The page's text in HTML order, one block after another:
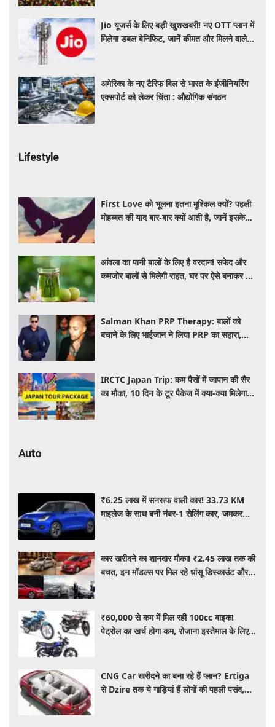
Jio यूजर्स के लिए बड़ी खुशखबरी! नए OTT प्लान में
मिलेगा डबल बेनिफिट, जानें कीमत और मिलने वाले
अमेरिका के नए टैरिफ बिल से भारत के इंजीनियरिंग
एक्सपोर्ट को लेकर चिंता : औद्योगिक संगठन
Lifestyle
First Love को भूलना इतना मुश्किल क्यों? पहली
मोहब्बत की याद बार-बार क्यों आती है, जानें इसके
आंवला का पानी बालों के लिए है वरदान! सफेद और
कमजोर बालों से मिलेगी राहत, घर पर ऐसे बनाकर करें
Salman Khan PRP Therapy: बालों को
बचाने के लिए भाईजान ने लिया PRP का सहारा,
IRCTC Japan Trip: कम पैसों में जापान की सैर
का मौका, 10 दिन के टूर पैकेज में क्या-क्या मिलेगा?
Auto
₹6.25 लाख में सनरूफ वाली कार! 33.73 KM
माइलेज के साथ बनी नंबर-1 सेलिंग कार, जमकर
कार खरीदने का शानदार मौका! ₹2.45 लाख तक की
बचत, इन मॉडल्स पर मिल रहे धांसू डिस्काउंट और
₹60,000 से कम में मिल रही 100cc बाइक!
पेट्रोल का खर्च होगा कम, रोजाना इस्तेमाल के लिए है
CNG Car खरीदने का बना रहे हैं प्लान? Ertiga
से Dzire तक ये गाड़ियां हैं लोगों की पहली पसंद,